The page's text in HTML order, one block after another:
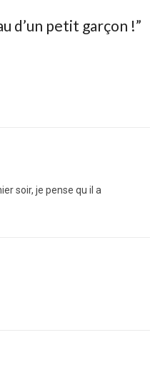
d’un petit garçon !”
soir, je pense qu il a